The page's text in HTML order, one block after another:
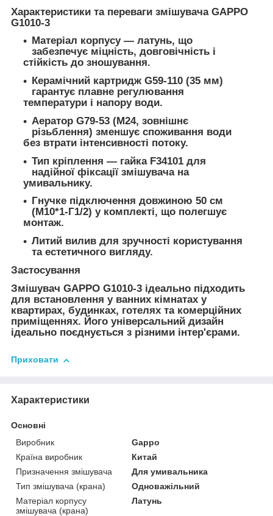
Характеристики та переваги змішувача GAPPO
G1010-3
Матеріал корпусу — латунь, що
забезпечує міцність, довговічність і
стійкість до зношування.
Керамічний картридж G59-110 (35 мм)
гарантує плавне регулювання
температури і напору води.
Аератор G79-53 (М24, зовнішнє
різьблення) зменшує споживання води
без втрати інтенсивності потоку.
Тип кріплення — гайка F34101 для
надійної фіксації змішувача на
умивальнику.
Гнучке підключення довжиною 50 см
(М10*1-Г1/2) у комплекті, що полегшує
монтаж.
Литий вилив для зручності користування
та естетичного вигляду.
Застосування
Змішувач GAPPO G1010-3 ідеально підходить
для встановлення у ванних кімнатах у
квартирах, будинках, готелях та комерційних
приміщеннях. Його універсальний дизайн
ідеально поєднується з різними інтер'єрами.
Приховати
Характеристики
Основні
Виробник
Gappo
Країна виробник
Китай
Призначення змішувача
Для умивальника
Тип змішувача (крана)
Одноважільний
Матеріал корпусу
змішувача (крана)
Латунь